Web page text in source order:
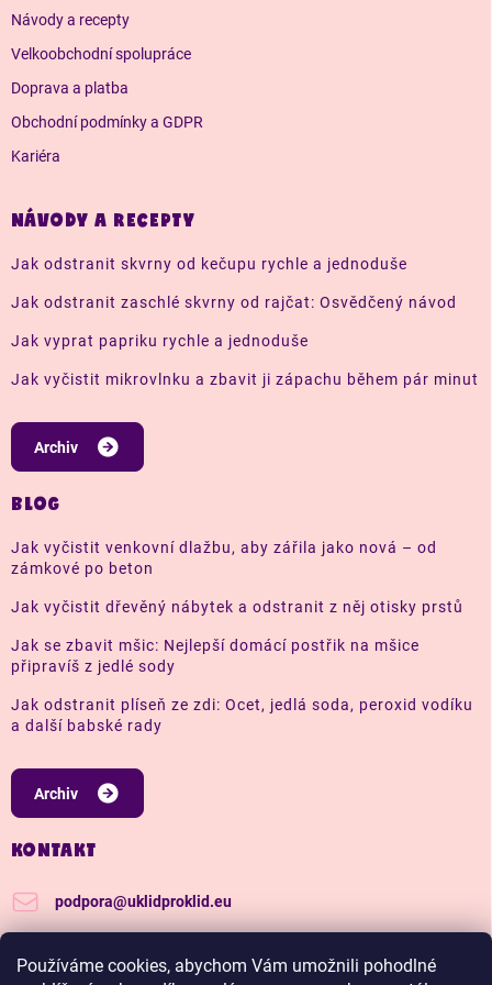
Používáme cookies, abychom Vám umožnili pohodlné
Návody a recepty
Velkoobchodní spolupráce
Doprava a platba
Obchodní podmínky a GDPR
Kariéra
NÁVODY A RECEPTY
Jak odstranit skvrny od kečupu rychle a jednoduše
Jak odstranit zaschlé skvrny od rajčat: Osvědčený návod
Jak vyprat papriku rychle a jednoduše
Jak vyčistit mikrovlnku a zbavit ji zápachu během pár minut
Archiv
BLOG
Jak vyčistit venkovní dlažbu, aby zářila jako nová – od
zámkové po beton
Jak vyčistit dřevěný nábytek a odstranit z něj otisky prstů
Jak se zbavit mšic: Nejlepší domácí postřik na mšice
připravíš z jedlé sody
Jak odstranit plíseň ze zdi: Ocet, jedlá soda, peroxid vodíku
a další babské rady
Archiv
KONTAKT
podpora@uklidproklid.eu